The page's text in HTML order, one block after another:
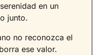
en un
junto.
no reconozca el
ese valor.